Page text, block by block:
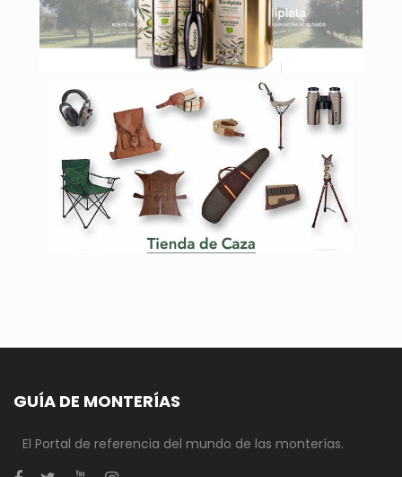
GUÍA DE MONTERÍAS
El Portal de referencia del mundo de las monterías.